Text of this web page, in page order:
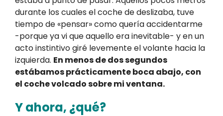
durante los cuales el coche de deslizaba, tuve
tiempo de «pensar» como quería accidentarme
-porque ya vi que aquello era inevitable- y en un
acto instintivo giré levemente el volante hacia la
izquierda. En menos de dos segundos
estábamos prácticamente boca abajo, con
el coche volcado sobre mi ventana.
Y ahora, ¿qué?